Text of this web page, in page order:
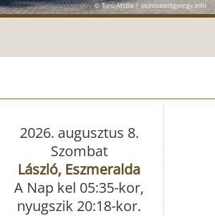
2026. augusztus 8.
Szombat
László, Eszmeralda
A Nap kel 05:35-kor,
nyugszik 20:18-kor.